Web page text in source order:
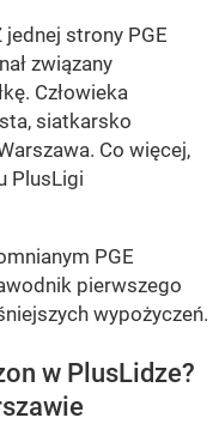
strony PGE
związany
Człowieka
siatkarsko
Co więcej,
PlusLigi
PGE
pierwszego
wypożyczeń.
w PlusLidze?